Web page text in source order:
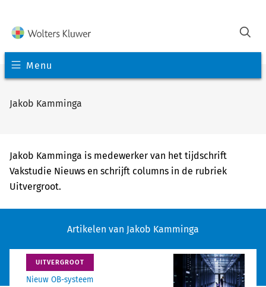
Menu
Jakob Kamminga
Jakob Kamminga is medewerker van het tijdschrift
Vakstudie Nieuws en schrijft columns in de rubriek
Uitvergroot.
Artikelen van Jakob Kamminga
UITVERGROOT
Nieuw OB-systeem